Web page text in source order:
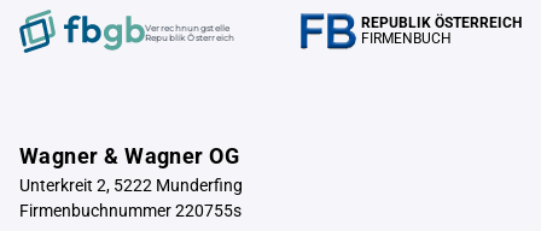
Verrechnungstelle
Republik Österreich
REPUBLIK ÖSTERREICH
FIRMENBUCH
Wagner & Wagner OG
Unterkreit 2, 5222 Munderfing
Firmenbuchnummer 220755s